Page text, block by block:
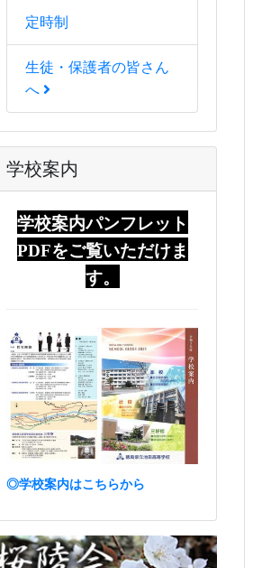
定時制
生徒・保護者の皆さん
へ
学校案内
学校案内パンフレット
PDFをご覧いただけま
す。
◎学校案内はこちらから